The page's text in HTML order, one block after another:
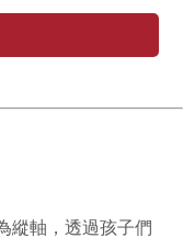
縱軸，透過孩子們